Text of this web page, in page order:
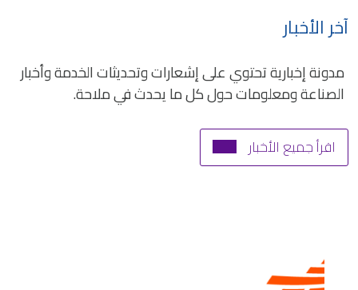
آخر الأخبار
مدونة إخبارية تحتوي على إشعارات وتحديثات الخدمة وأخبار
الصناعة ومعلومات حول كل ما يحدث في ملاحة.
اقرأ جميع الأخبار